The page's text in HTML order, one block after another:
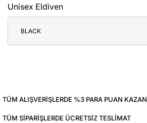
Unisex Eldiven
BLACK
TÜM ALIŞVERIŞLERDE %3 PARA PUAN KAZAN
TÜM SIPARIŞLERDE ÜCRETSIZ TESLIMAT